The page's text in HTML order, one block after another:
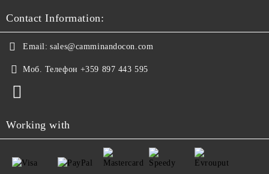
Contact Information:
Email: sales@camminandocon.com
Моб. Телефон +359 897 443 595
Working with